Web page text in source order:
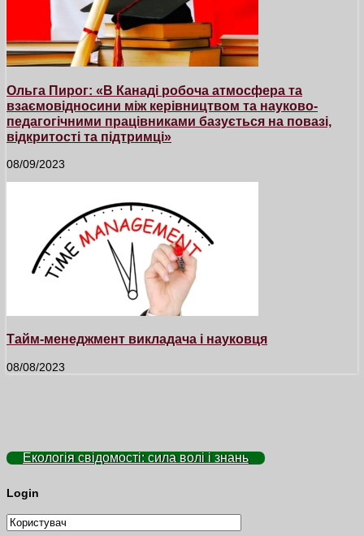
Ольга Пирог: «В Канаді робоча атмосфера та
взаємовідносини між керівництвом та науково-
педагогічними працівниками базується на повазі,
відкритості та підтримці»
08/09/2023
Тайм-менеджмент викладача і науковця
08/08/2023
Екологія свідомості: сила волі і знань
Login